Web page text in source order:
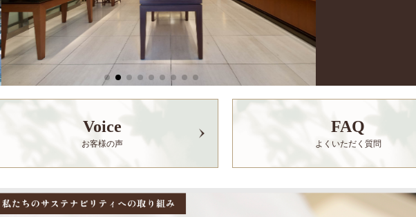
Voice
お客様の声
FAQ
よくいただく質問